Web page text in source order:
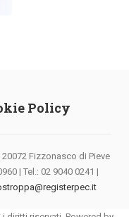
Policy
Fizzonasco di Pieve
| Tel.: 02 9040 0241 |